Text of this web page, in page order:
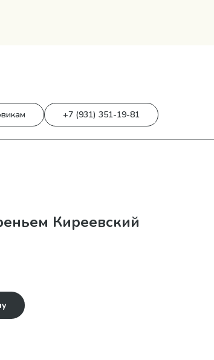
+7 (931) 351-19-81
Киреевский